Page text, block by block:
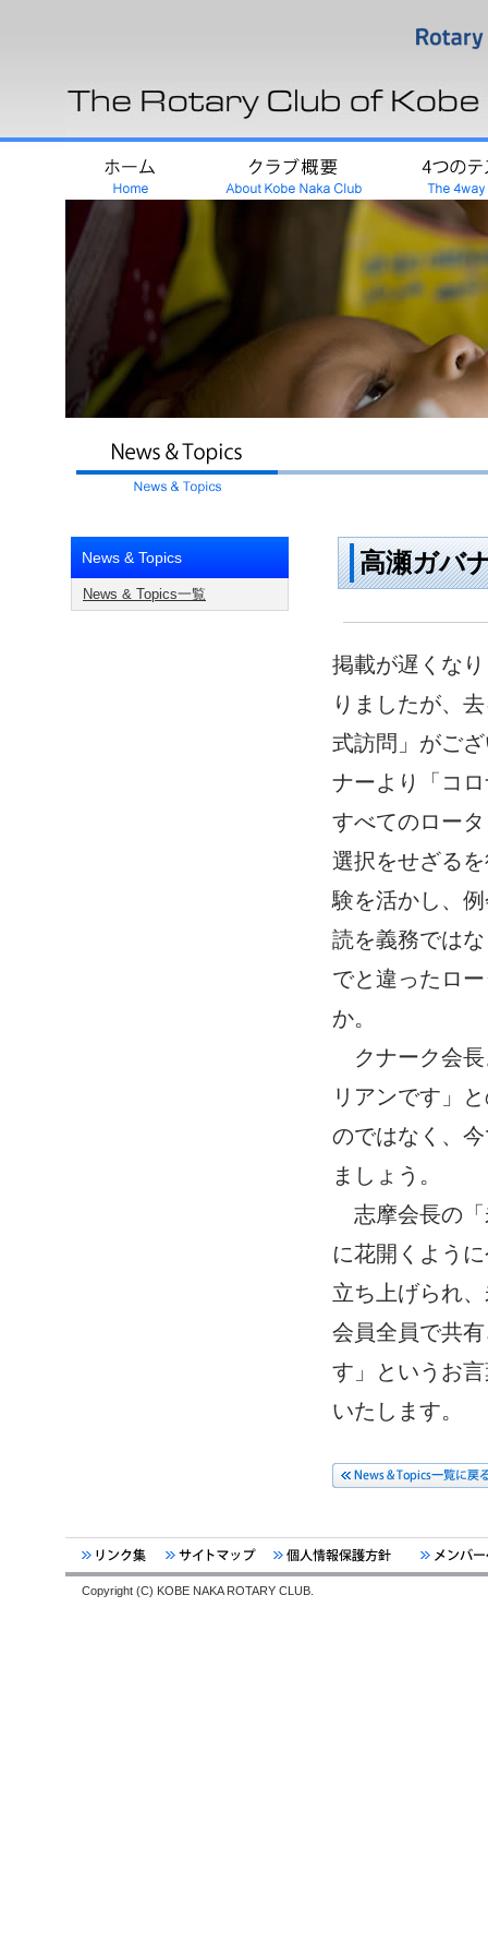
高瀬ガバ
掲載が遅くな
りましたが、
式訪問」がご
ナーより「コ
すべてのロー
選択をせざる
験を活かし、
読を義務では
でと違ったロ
か。
クナーク会長
リアンです」
のではなく、
ましょう。
志摩会長の「
に花開くよう
立ち上げられ
会員全員で共
す」というお
いたします。
News & Topics
News & Topics一覧
Copyright (C) KOBE NAKA ROTARY CLUB.